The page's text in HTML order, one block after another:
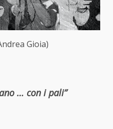
Gioia)
… con i pali”